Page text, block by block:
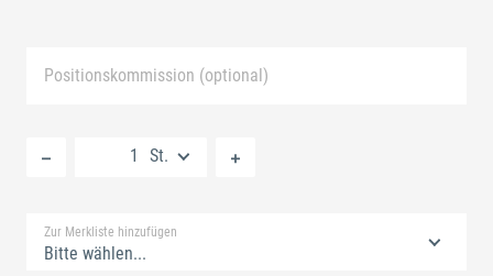
Positionskommission (optional)
St.
Zur Merkliste hinzufügen
Bitte wählen...